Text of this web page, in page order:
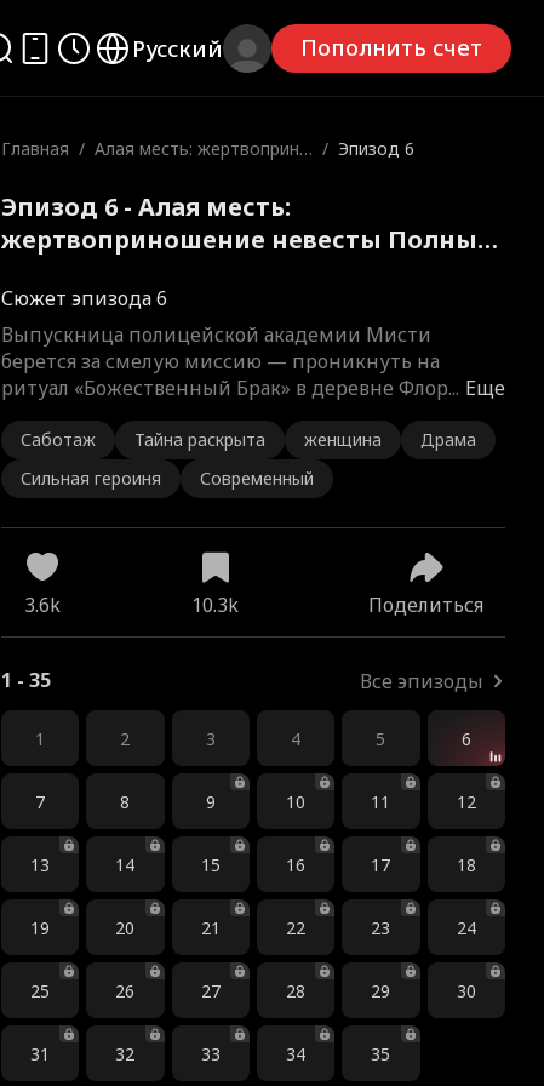
Русский Пополнить счет
Главная / Алая месть: жертвоприно
/ Эпизод 6
Эпизод 6 - Алая месть:
жертвоприношение невесты Полный
Сюжет эпизода 6
Еще
Выпускница полицейской академии Мисти
берется за смелую миссию — проникнуть на
ритуал «Божественный Брак» в деревне Флор...
Саботаж Тайна раскрыта женщина
Драма
Сильная героиня
Современный
3.6k 10.3k Поделиться
1 - 35 Все эпизоды
1 2 3 4 5 6
7 8 9 10 11 12
13 14 15 16 17 18
19 20 21 22 23 24
25 26 27 28 29 30
31 32 33 34 35